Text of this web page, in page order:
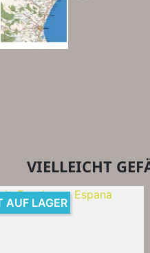
VIELLEICHT
AUF LAGER